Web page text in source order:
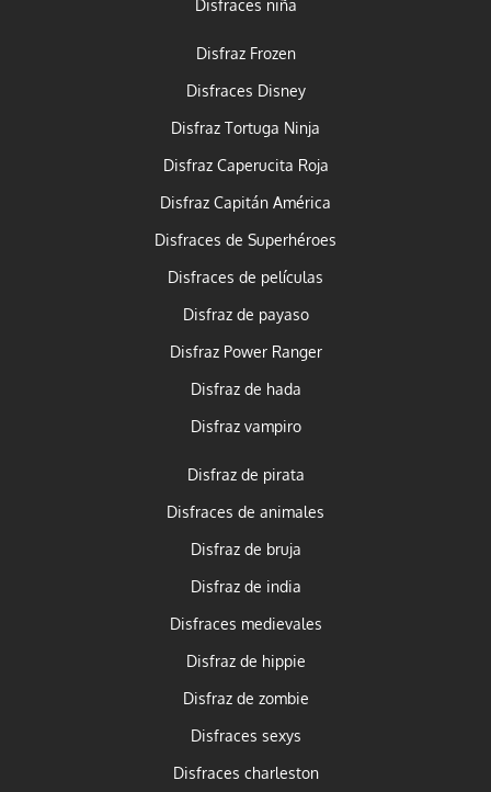
Disfraces niña
Disfraz Frozen
Disfraces Disney
Disfraz Tortuga Ninja
Disfraz Caperucita Roja
Disfraz Capitán América
Disfraces de Superhéroes
Disfraces de películas
Disfraz de payaso
Disfraz Power Ranger
Disfraz de hada
Disfraz vampiro
Disfraz de pirata
Disfraces de animales
Disfraz de bruja
Disfraz de india
Disfraces medievales
Disfraz de hippie
Disfraz de zombie
Disfraces sexys
Disfraces charleston